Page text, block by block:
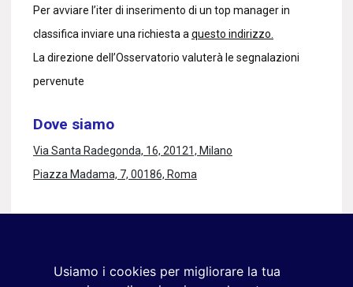
Usiamo i cookies per migliorare la tua
Per avviare l’iter di inserimento di un top manager in
classifica inviare una richiesta a questo indirizzo.
La direzione dell’Osservatorio valuterà le segnalazioni
pervenute
Dove siamo
Via Santa Radegonda, 16, 20121, Milano
Piazza Madama, 7, 00186, Roma
+39 02 9285 01